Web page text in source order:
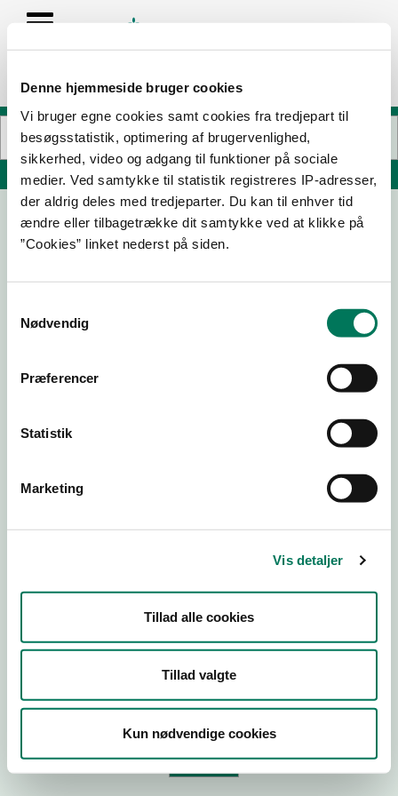
Denne hjemmeside bruger cookies
Vi bruger egne cookies samt cookies fra tredjepart til
besøgsstatistik, optimering af brugervenlighed,
sikkerhed, video og adgang til funktioner på sociale
medier. Ved samtykke til statistik registreres IP-adresser,
der aldrig deles med tredjeparter. Du kan til enhver tid
ændre eller tilbagetrække dit samtykke ved at klikke på
”Cookies” linket nederst på siden.
Nødvendig
Præferencer
Statistik
Marketing
Vis detaljer
Tillad alle cookies
Tillad valgte
Kun nødvendige cookies
Søg på adresse, postnummer, by, firmanavn
Virksomhedstype
ID-nummer
P-nr
Tilføj smiley til dit website
Kopier link til at indsætte på virksomhedens hjemmeside